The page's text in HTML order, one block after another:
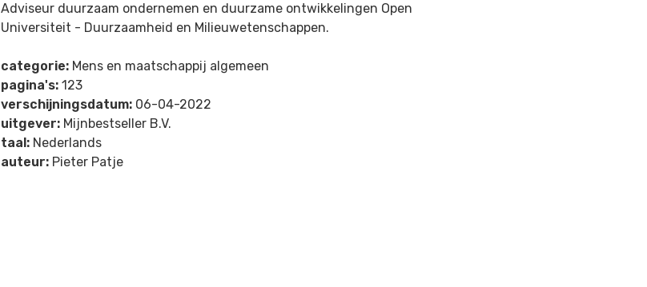
Adviseur duurzaam ondernemen en duurzame ontwikkelingen Open
Universiteit - Duurzaamheid en Milieuwetenschappen.
categorie: Mens en maatschappij algemeen
pagina's: 123
verschijningsdatum: 06-04-2022
uitgever: Mijnbestseller B.V.
taal: Nederlands
auteur: Pieter Patje